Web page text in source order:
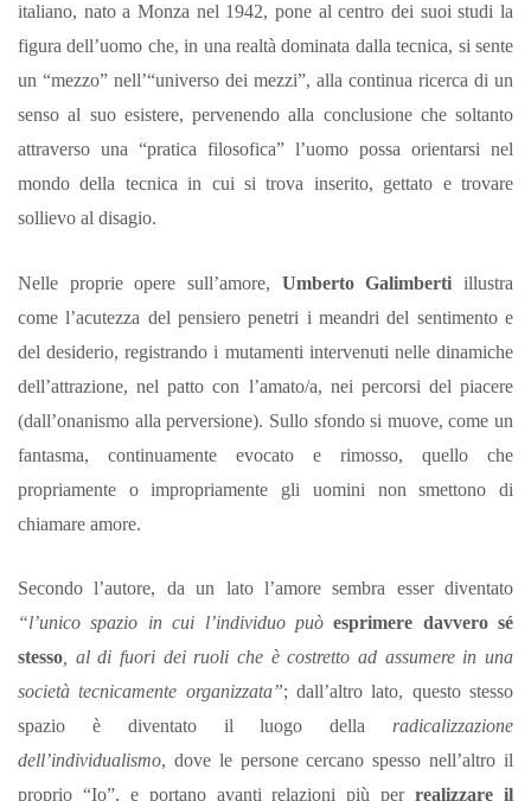
italiano, nato a Monza nel 1942, pone al centro dei suoi studi la
figura dell’uomo che, in una realtà dominata dalla tecnica, si sente
un “mezzo” nell’“universo dei mezzi”, alla continua ricerca di un
senso al suo esistere, pervenendo alla conclusione che soltanto
attraverso una “pratica filosofica” l’uomo possa orientarsi nel
mondo della tecnica in cui si trova inserito, gettato e trovare
sollievo al disagio.
Nelle proprie opere sull’amore, Umberto Galimberti illustra
come l’acutezza del pensiero penetri i meandri del sentimento e
del desiderio, registrando i mutamenti intervenuti nelle dinamiche
dell’attrazione, nel patto con l’amato/a, nei percorsi del piacere
(dall’onanismo alla perversione). Sullo sfondo si muove, come un
fantasma, continuamente evocato e rimosso, quello che
propriamente o impropriamente gli uomini non smettono di
chiamare amore.
Secondo l’autore, da un lato l’amore sembra esser diventato
“l’unico spazio in cui l’individuo puòesprimere davvero sé
stesso , al di fuori dei ruoli che è costretto ad assumere in una
società tecnicamente organizzata”; dall’altro lato, questo stesso
spazio è diventato il luogo della radicalizzazione
dell’individualismo, dove le persone cercano spesso nell’altro il
proprio “Io”, e portano avanti relazioni più perrealizzare il